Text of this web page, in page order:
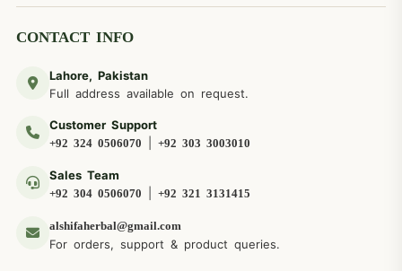
CONTACT INFO
Lahore, Pakistan
Full address available on request.
Customer Support
+92 324 0506070 +92 303 3003010
Sales Team
+92 304 0506070 +92 321 3131415
alshifaherbal@gmail.com
For orders, support & product queries.